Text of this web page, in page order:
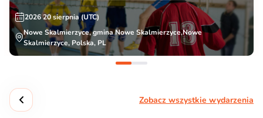
2026 20 sierpnia (UTC)
Nowe Skalmierzyce, gmina Nowe Skalmierzyce,Nowe
Skalmierzyce, Polska, PL
Zobacz wszystkie wydarzenia